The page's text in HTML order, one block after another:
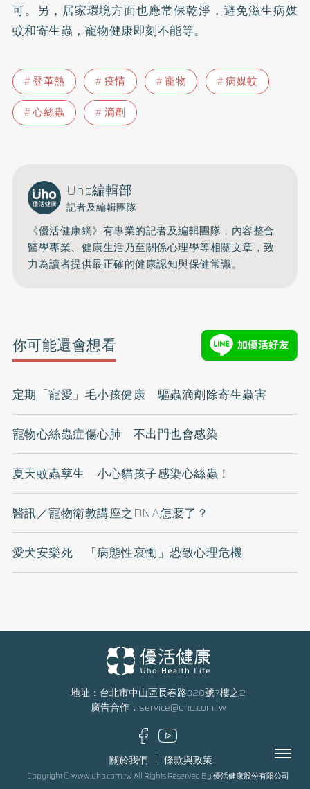
可。另，居家環境方面也應常保乾淨，避免滋生病媒
蚊和寄生蟲，寵物健康即刻不能等。
登革熱 疫情 寵物
病媒蚊
心絲蟲
滴劑
Uho編輯部
記者及編輯團隊
《優活健康網》有專業的記者及編輯團隊，內容整合
醫學專業、健康生活乃至關係心理學等相關文章，致
力為讀者提供最正確的健康認知與保健常識。
你可能還會想看
定期「寵愛」毛小孩健康 驅蟲滴劑除寄生蟲害
寵物心絲蟲症傷心肺 不出門也會感染
夏天蚊蟲孳生 小心貓孩子感染心絲蟲！
醫訊／寵物衛教講座之DNA怎麼了？
愛犬安樂死 「病態性哀慟」恐致心理危機
地址：台北市中山區長春路328號7樓之2
廣告合作： service@uho.com.tw
關於我們 條款與政策
Copyright © www.uho.com.tw All Rights Reserved By 優活健康股份有限公司
Menu